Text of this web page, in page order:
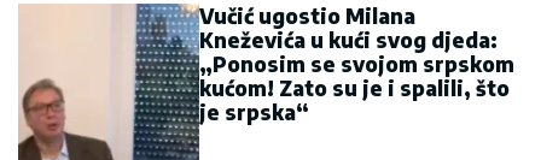
Vučić ugostio Milana
Kneževića u kući svog djeda:
„Ponosim se svojom srpskom
kućom! Zato su je i spalili, što
je srpska“